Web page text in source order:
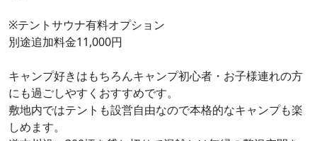
※テントサウナ有料オプション
別途追加料金11,000円
キャンプ好きはもちろんキャンプ初心者・お子様連れの方
にも過ごしやすくおすすめです。
敷地内ではテントも設営自由なので本格的なキャンプも楽
しめます。